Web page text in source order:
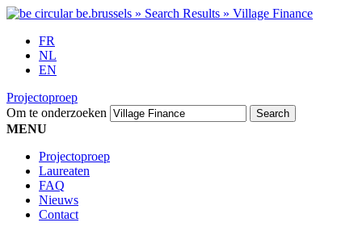
FR
NL
EN
Projectoproep
Om te onderzoeken
MENU
Projectoproep
Laureaten
FAQ
Nieuws
Contact